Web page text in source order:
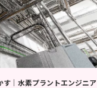
｜水素プラントエンジニア